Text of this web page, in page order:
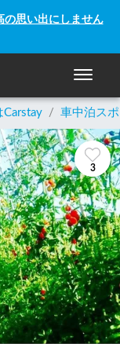
思い出にしません
ナビゲ
/ 車中泊ス
3